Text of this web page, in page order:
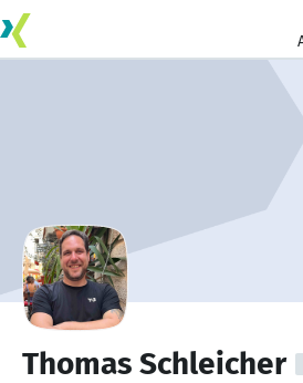
Thomas Schleicher